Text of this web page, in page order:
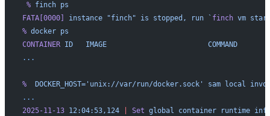
% finch ps
FATA[0000]
instance "finch" is stopped, run ` finch vm
% docker ps
CONTAINER ID
   IMAGE
                        COMMAND
...
%
  DOCKER_HOST='unix://var/run/docker.sock'
sam local
...
2025-11-13 12:04:53,124 | Set global container runtime